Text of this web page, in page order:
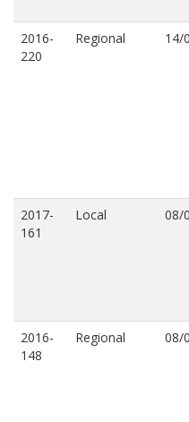
2016-
220
Regional 14/
2017-
161
Local 08/
2016-
148
Regional 08/